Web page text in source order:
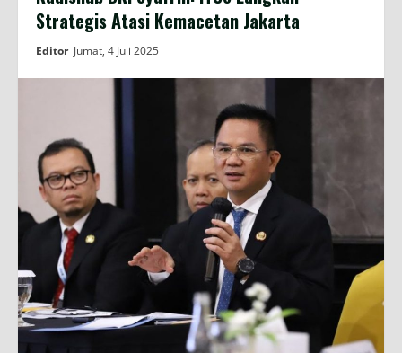
Strategis Atasi Kemacetan Jakarta
Editor Jumat, 4 Juli 2025